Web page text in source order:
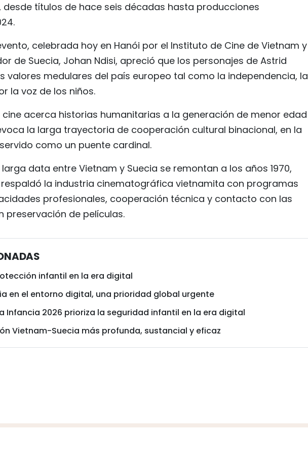
desde títulos de hace seis décadas hasta producciones
celebrada hoy en Hanói por el Instituto de Cine de Vietnam y
de Suecia, Johan Ndisi, apreció que los personajes de Astrid
valores medulares del país europeo tal como la independencia, la
la voz de los niños.
acerca historias humanitarias a la generación de menor edad
la larga trayectoria de cooperación cultural binacional, en la
como un puente cardinal.
data entre Vietnam y Suecia se remontan a los años 1970,
la industria cinematográfica vietnamita con programas
profesionales, cooperación técnica y contacto con las
preservación de películas.
infantil en la era digital
en el entorno digital, una prioridad global urgente
Infancia 2026 prioriza la seguridad infantil en la era digital
Vietnam-Suecia más profunda, sustancial y eficaz